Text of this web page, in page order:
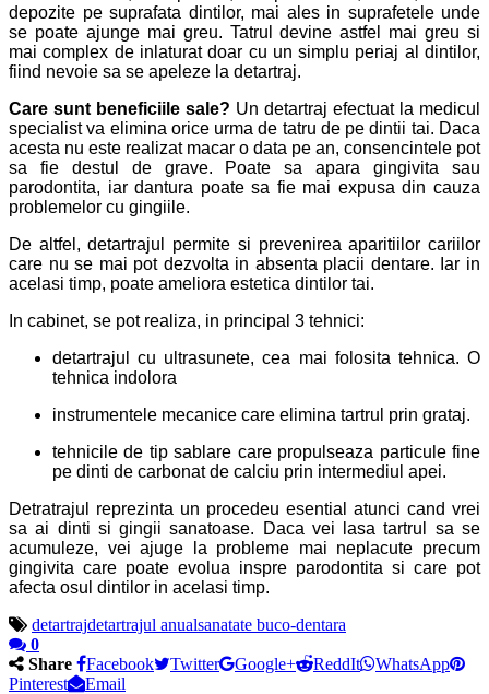
depozite pe suprafata dintilor, mai ales in suprafetele unde
se poate ajunge mai greu. Tatrul devine astfel mai greu si
mai complex de inlaturat doar cu un simplu periaj al dintilor,
fiind nevoie sa se apeleze la detartraj.
Care sunt beneficiile sale? Un detartraj efectuat la medicul
specialist va elimina orice urma de tatru de pe dintii tai. Daca
acesta nu este realizat macar o data pe an, consencintele pot
sa fie destul de grave. Poate sa apara gingivita sau
parodontita, iar dantura poate sa fie mai expusa din cauza
problemelor cu gingiile.
De altfel, detartrajul permite si prevenirea aparitiilor cariilor
care nu se mai pot dezvolta in absenta placii dentare. Iar in
acelasi timp, poate ameliora estetica dintilor tai.
In cabinet, se pot realiza, in principal 3 tehnici:
detartrajul cu ultrasunete, cea mai folosita tehnica. O
tehnica indolora
instrumentele mecanice care elimina tartrul prin grataj.
tehnicile de tip sablare care propulseaza particule fine
pe dinti de carbonat de calciu prin intermediul apei.
Detratrajul reprezinta un procedeu esential atunci cand vrei
sa ai dinti si gingii sanatoase. Daca vei lasa tartrul sa se
acumuleze, vei ajuge la probleme mai neplacute precum
gingivita care poate evolua inspre parodontita si care pot
afecta osul dintilor in acelasi timp.
detartrajdetartrajul anualsanatate buco-dentara
0
Share
Facebook Twitter Google+ ReddIt
WhatsApp
Pinterest
Email